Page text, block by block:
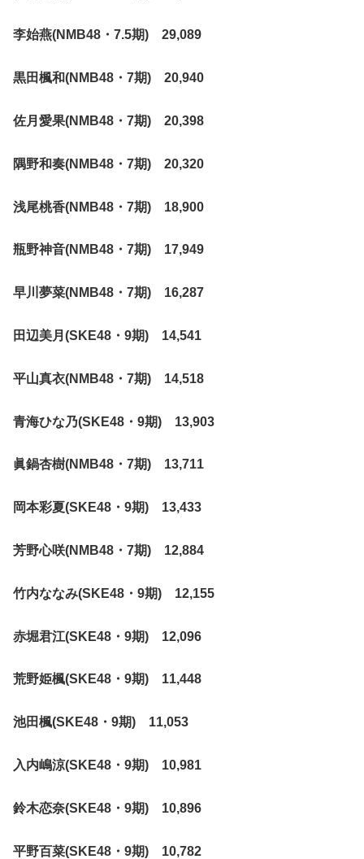
李始燕(NMB48・7.5期) 29,089
黒田楓和(NMB48・7期) 20,940
佐月愛果(NMB48・7期) 20,398
隅野和奏(NMB48・7期) 20,320
浅尾桃香(NMB48・7期) 18,900
瓶野神音(NMB48・7期) 17,949
早川夢菜(NMB48・7期) 16,287
田辺美月(SKE48・9期) 14,541
平山真衣(NMB48・7期) 14,518
青海ひな乃(SKE48・9期) 13,903
眞鍋杏樹(NMB48・7期) 13,711
岡本彩夏(SKE48・9期) 13,433
芳野心咲(NMB48・7期) 12,884
竹内ななみ(SKE48・9期) 12,155
赤堀君江(SKE48・9期) 12,096
荒野姫楓(SKE48・9期) 11,448
池田楓(SKE48・9期) 11,053
入内嶋涼(SKE48・9期) 10,981
鈴木恋奈(SKE48・9期) 10,896
平野百菜(SKE48・9期) 10,782